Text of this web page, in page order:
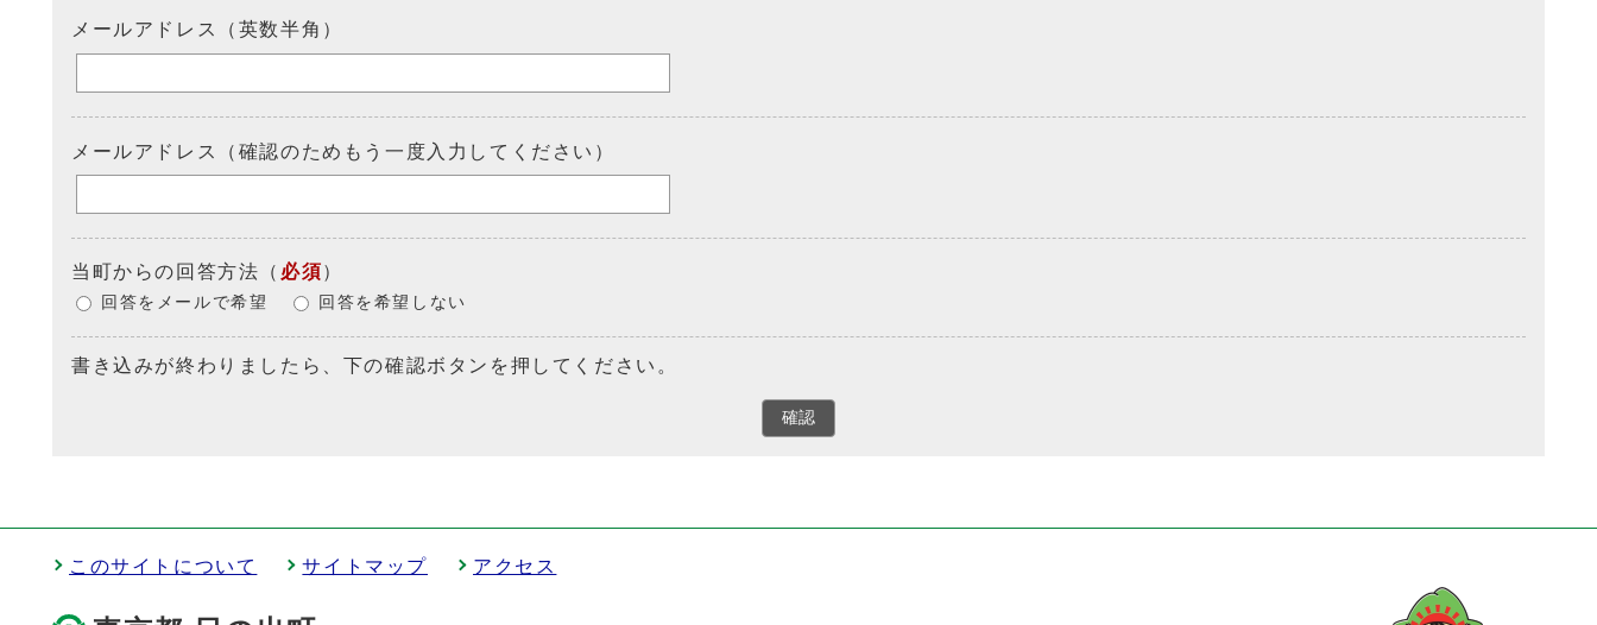
メールアドレス（英数半角）
メールアドレス（確認のためもう一度入力してください）
当町からの回答方法 （ 必須 ）
回答をメールで希望 回答を希望しない
書き込みが終わりましたら、下の確認ボタンを押してください。
確認
このサイトについて サイトマップ アクセス